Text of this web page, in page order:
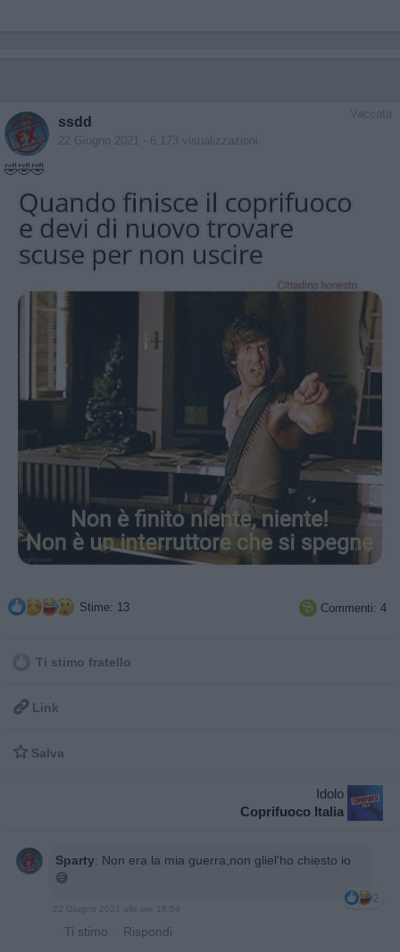
Vaccata
ssdd
22 Giugno 2021 - 6.173 visualizzazioni
🤣🤣🤣
Stime: 13  Commenti: 4
Ti stimo fratello
 Link
 Salva
Idolo
Coprifuoco Italia
Sparty: Non era la mia guerra,non gliel'ho chiesto io
😅
2
22 Giugno 2021 alle ore 18:59
· Ti stimo · Rispondi